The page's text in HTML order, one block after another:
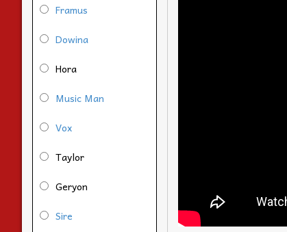
Framus
Dowina
Hora
Music Man
Vox
Taylor
Geryon
Sire